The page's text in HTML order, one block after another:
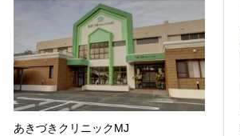
あきづきクリニックMJ